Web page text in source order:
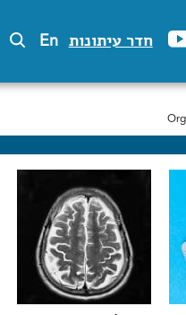
חדר עיתונות En